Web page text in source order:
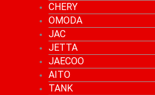
CHERY
OMODA
JAC
JETTA
JAECOO
AITO
TANK